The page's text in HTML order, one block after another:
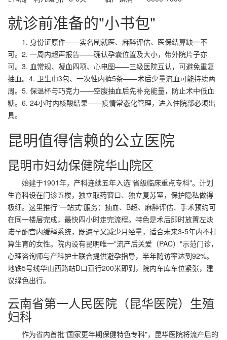
就诊前准备的"小书包"
1. 身份证原件——实名制就医、麻醉评估、医保结算缺一不
可。2. 一周内超声报告——确认孕囊位置及大小，带外院片子亦
可。3. 血常规、凝血四项、心电图——三级医院互认，可避免重复
抽血。4. 卫生巾3包、一次性内裤5条——术后少量流血可能持续两
周。5. 保温杯与巧克力——空腹抽血后先补充能量，防止术中低血
糖。6. 24小时内核酸结果——疫情常态化管理，进入住院部必须出
具。
昆明值得信赖的公立医院
昆明市妇幼保健院华山院区
始建于1901年，产科连续五年入选"省级临床重点专科"。计划
生育科设在门诊五楼，独立取药窗口、独立复苏室，保护隐私做得
极细。这里推行"一站式"服务：抽血、B超、麻醉评估、手术预约可
在同一楼层完成，最快四小时走完流程。特色是术后即时放置左炔
诺孕酮宫内缓释系统，既避孕又减少月经量，适合未来3-5年内不打
算生育的女性。院内设有昆明唯一"流产后关爱（PAC）"示范门诊，
心理咨询师与产科护士联合提供避孕指导，半年随访率达到92%。
地铁5号线华山西路站D口直行200米即到，院内车库车位紧张，建
议绿色出行。
云南省第一人民医院（昆华医院）生殖
妇科
作为省内首批"国家更年期保健特色专科"，昆华医院将流产后的